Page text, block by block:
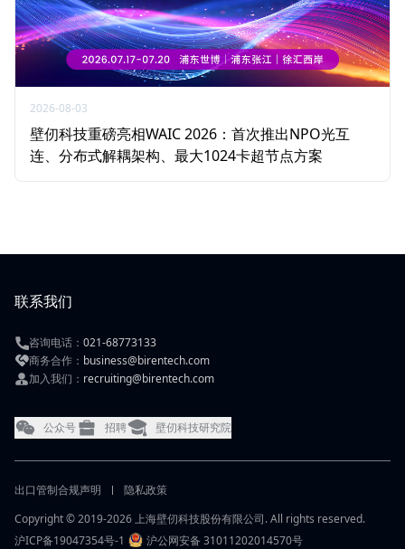
2026-08-03
壁仞科技重磅亮相WAIC 2026：首次推出NPO光互
连、分布式解耦架构、最大1024卡超节点方案
联系我们
咨询电话： 021-68773133
商务合作： business@birentech.com
加入我们： recruiting@birentech.com
公众号 招聘 壁仞科技研究院
出口管制合规声明
隐私政策
Copyright © 2019-2026 上海壁仞科技股份有限公司. All rights reserved.
沪ICP备19047354号-1
沪公网安备 31011202014570号